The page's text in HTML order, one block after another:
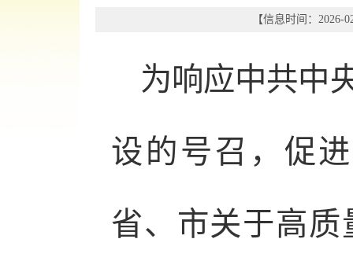
【信息时间：
为响应中共中
设的号召，促
省、市关于高